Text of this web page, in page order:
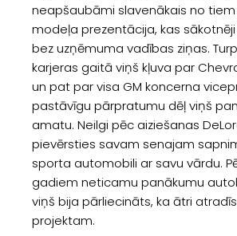
neapšaubāmi slavenākais no tiem
modeļa prezentācija, kas
bez uzņēmuma vadības ziņas.
karjeras gaitā viņš kļuva par
un pat par visa GM koncerna
pastāvīgu pārpratumu dēļ viņš
amatu. Neilgi pēc aiziešanas
pievērsties savam senajam
sporta automobili ar savu vārdu.
gadiem neticamu panākumu
viņš bija pārliecināts, ka ātri
projektam.